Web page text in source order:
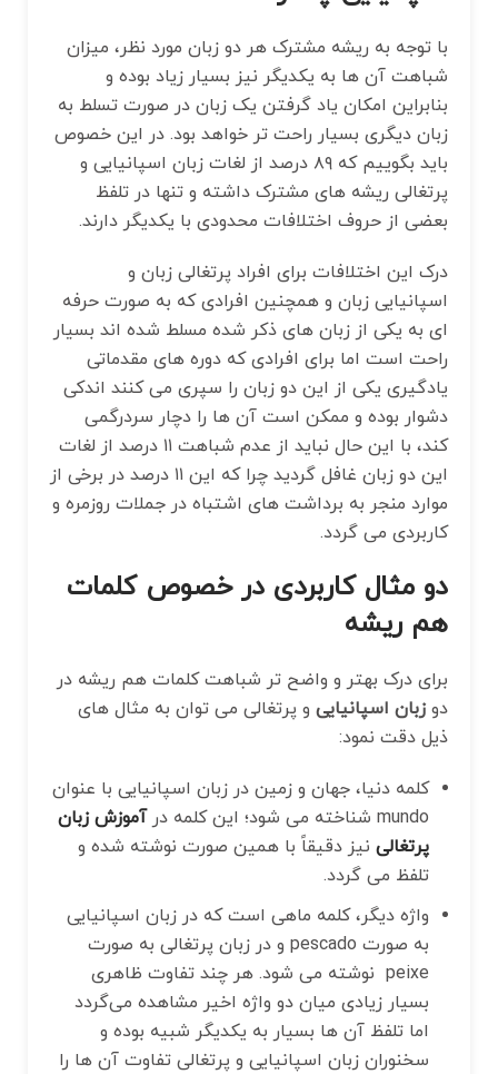
با توجه به ریشه مشترک هر دو زبان مورد نظر، میزان
شباهت آن ها به یکدیگر نیز بسیار زیاد بوده و
بنابراین امکان یاد گرفتن یک زبان در صورت تسلط به
زبان دیگری بسیار راحت تر خواهد بود. در این خصوص
باید بگوییم که ۸۹ درصد از لغات زبان اسپانیایی و
پرتغالی ریشه های مشترک داشته و تنها در تلفظ
بعضی از حروف اختلافات محدودی با یکدیگر دارند.
درک این اختلافات برای افراد پرتغالی زبان و
اسپانیایی زبان و همچنین افرادی که به صورت حرفه‌
ای به یکی از زبان های ذکر شده مسلط شده‌ اند بسیار
راحت است اما برای افرادی که دوره های مقدماتی
یادگیری یکی از این دو زبان را سپری می ‌کنند اندکی
دشوار بوده و ممکن است آن ها را دچار سردرگمی
‌کند، با این حال نباید از عدم شباهت ۱۱ درصد از لغات
این دو زبان غافل گردید چرا که این ۱۱ درصد در برخی از
موارد منجر به برداشت های اشتباه در جملات روزمره و
کاربردی می گردد.
دو مثال کاربردی در خصوص کلمات
هم ریشه
برای درک بهتر و واضح تر شباهت کلمات هم ریشه در
دوزبان اسپانیایی و پرتغالی می ‌توان به مثال های
ذیل دقت نمود:
کلمه دنیا، جهان و زمین در زبان اسپانیایی با عنوان
mundo شناخته می‌ شود؛ این کلمه در
آموزش زبان
پرتغالی نیز دقیقاً با همین صورت نوشته شده و
تلفظ می گردد.
واژه دیگر، کلمه ماهی است که در زبان اسپانیایی
به صورت pescado و در زبان پرتغالی به صورت
peixe نوشته می شود. هر چند تفاوت ظاهری
بسیار زیادی میان دو واژه اخیر مشاهده می‌گردد
اما تلفظ آن ها بسیار به یکدیگر شبیه بوده و
سخنوران زبان اسپانیایی و پرتغالی تفاوت آن ها را